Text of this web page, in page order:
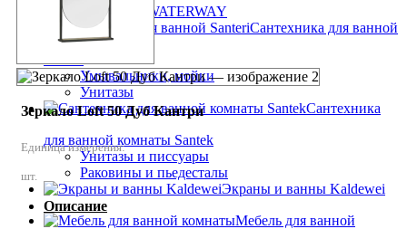
каналы и трапы WATERWAY
Сантехника для ванной
Умывальники, мойки
Унитазы
Сантехника
для ванной комнаты Santek
Унитазы и писсуары
Раковины и пьедесталы
Экраны и ванны Kaldewei
Мебель для ванной
Зеркало Loft 50 Дуб Кантри
Единица измерения:
шт.
Описание